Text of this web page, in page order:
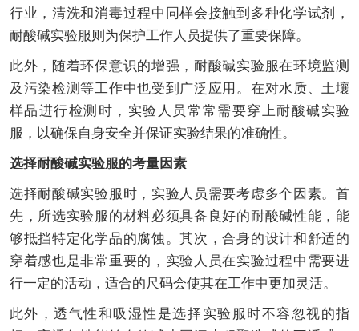
行业，清洗和消毒过程中同样会接触到多种化学试剂，
耐酸碱实验服则为保护工作人员提供了重要保障。
此外，随着环保意识的增强，耐酸碱实验服在环境监测
及污染检测等工作中也受到广泛应用。在对水质、土壤
样品进行检测时，实验人员常常需要穿上耐酸碱实验
服，以确保自身安全并保证实验结果的准确性。
选择耐酸碱实验服的考量因素
选择耐酸碱实验服时，实验人员需要考虑多个因素。首
先，所选实验服的材料必须具备良好的耐酸碱性能，能
够抵挡特定化学品的腐蚀。其次，合身的设计和舒适的
穿着感也是非常重要的，实验人员在实验过程中需要进
行一定的活动，适合的尺码会使其在工作中更加灵活。
此外，透气性和吸湿性是选择实验服时不容忽视的指